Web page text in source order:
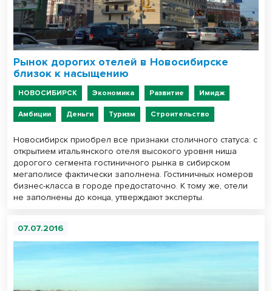
Рынок дорогих отелей в Новосибирске
близок к насыщению
НОВОСИБИРСК Экономика Развитие Имидж
Амбиции Деньги Туризм Строительство
Новосибирск приобрел все признаки столичного статуса: с
открытием итальянского отеля высокого уровня ниша
дорогого сегмента гостиничного рынка в сибирском
мегаполисе фактически заполнена. Гостиничных номеров
бизнес-класса в городе предостаточно. К тому же, отели
не заполнены до конца, утверждают эксперты.
07.07.2016